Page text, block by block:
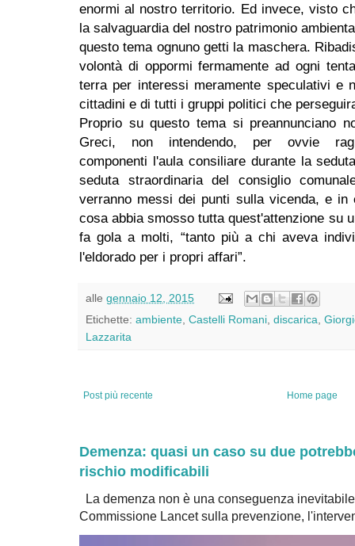
enormi al nostro territorio. Ed invece, visto
la salvaguardia del nostro patrimonio
questo tema ognuno getti la maschera.
volontà di oppormi fermamente ad ogni
terra per interessi meramente speculativi e
cittadini e di tutti i gruppi politici che
Proprio su questo tema si preannunciano
Greci, non intendendo, per ovvie
componenti l'aula consiliare durante la
seduta straordinaria del consiglio
verranno messi dei punti sulla vicenda, e
cosa abbia smosso tutta quest'attenzione su
fa gola a molti, “tanto più a chi aveva
l'eldorado per i propri affari”.
alle gennaio 12, 2015
Etichette: ambiente Castelli Romani discarica
Lazzarita
Post più recente Home page
Demenza: quasi un caso su due
rischio modificabili
La demenza non è una conseguenza
Commissione Lancet sulla prevenzione,